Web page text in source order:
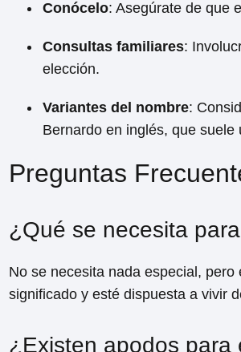
Conócelo: Asegúrate de que
Consultas familiares:
elección.
Variantes del nombre:
Bernardo en inglés, que suele
Preguntas
¿Qué se necesita
No se necesita nada especial,
significado y esté dispuesta a vivir
¿Existen apodos para